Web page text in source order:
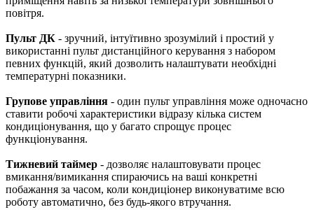
повітря.
Пульт ДК - зручний, інтуїтивно зрозумілий і простий у
використанні пульт дистанційного керування з набором
певних функцій, який дозволить налаштувати необхідні
температурні показники.
Групове управління - один пульт управління може одночасно
ставити робочі характеристики відразу кілька систем
кондиціонування, що у багато спрощує процес
функціонування.
Тижневий таймер - дозволяє налаштовувати процес
вмикання/вимикання спираючись на ваші конкретні
побажання за часом, коли кондиціонер виконуватиме всю
роботу автоматично, без будь-якого втручання.